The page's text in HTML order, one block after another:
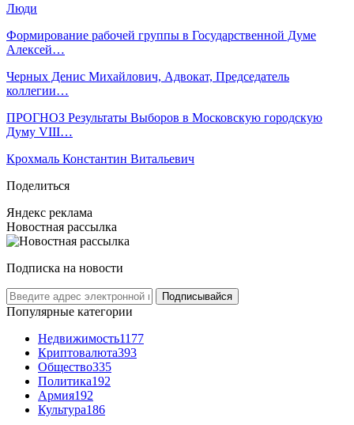
Люди
Формирование рабочей группы в Государственной Думе
Алексей…
Черных Денис Михайлович, Адвокат, Председатель
коллегии…
ПРОГНОЗ Результаты Выборов в Московскую городскую
Думу VIII…
Крохмаль Константин Витальевич
Поделиться
Яндекс реклама
Новостная рассылка
Подписка на новости
Подписывайся
Популярные категории
Недвижимость1177
Криптовалюта393
Общество335
Политика192
Армия192
Культура186